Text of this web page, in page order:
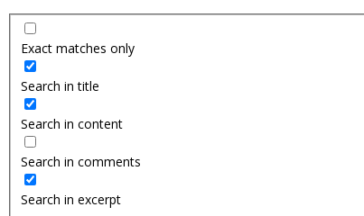
Exact matches only
Search in title
Search in content
Search in comments
Search in excerpt